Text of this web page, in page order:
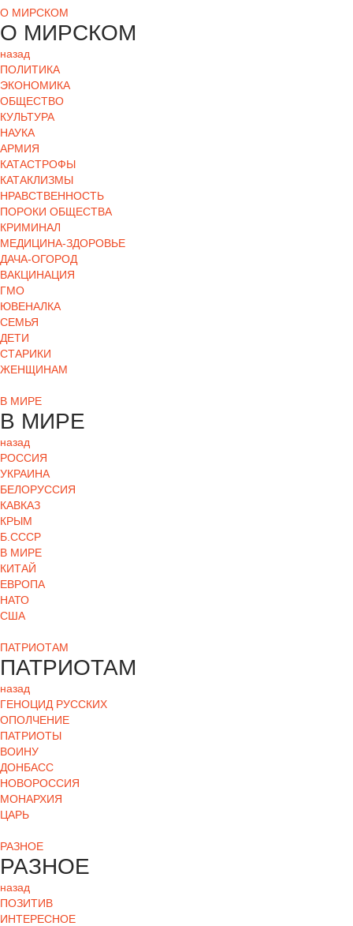
О МИРСКОМ
О МИРСКОМ
назад
ПОЛИТИКА
ЭКОНОМИКА
ОБЩЕСТВО
КУЛЬТУРА
НАУКА
АРМИЯ
КАТАСТРОФЫ
КАТАКЛИЗМЫ
НРАВСТВЕННОСТЬ
ПОРОКИ ОБЩЕСТВА
КРИМИНАЛ
МЕДИЦИНА-ЗДОРОВЬЕ
ДАЧА-ОГОРОД
ВАКЦИНАЦИЯ
ГМО
ЮВЕНАЛКА
СЕМЬЯ
ДЕТИ
СТАРИКИ
ЖЕНЩИНАМ
В МИРЕ
В МИРЕ
назад
РОСCИЯ
УКРАИНА
БЕЛОРУССИЯ
КАВКАЗ
КРЫМ
Б.СССР
В МИРЕ
КИТАЙ
ЕВРОПА
НАТО
США
ПАТРИОТАМ
ПАТРИОТАМ
назад
ГЕНОЦИД РУССКИХ
ОПОЛЧЕНИЕ
ПАТРИОТЫ
ВОИНУ
ДОНБАСС
НОВОРОССИЯ
МОНАРХИЯ
ЦАРЬ
РАЗНОЕ
РАЗНОЕ
назад
ПОЗИТИВ
ИНТЕРЕСНОЕ